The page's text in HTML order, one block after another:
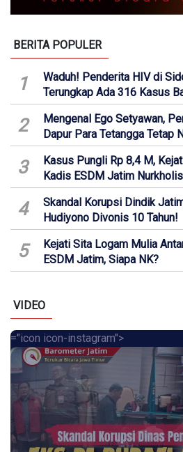
BERITA POPULER
1
Waduh! Penderita HIV di
Terungkap Ada 316 Kasus
2
Mengenal Ego Setyawan,
Dapur Para Tetangga Tetap
3
Kasus Pungli Rp 8,4 M,
Kadis ESDM Jatim
4
Skandal Korupsi Dindik
Hudiyono Divonis 10 Tahun!
5
Kejati Sita Logam Mulia
ESDM Jatim, Siapa NK?
VIDEO
="icon icon-instagram">